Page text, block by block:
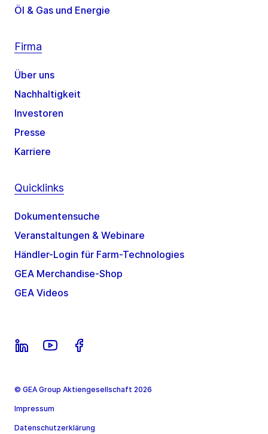
Öl & Gas und Energie
Firma
Über uns
Nachhaltigkeit
Investoren
Presse
Karriere
Quicklinks
Dokumentensuche
Veranstaltungen & Webinare
Händler-Login für Farm-Technologies
GEA Merchandise-Shop
GEA Videos
© GEA Group Aktiengesellschaft 2026
Impressum
Datenschutzerklärung